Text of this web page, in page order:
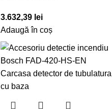
3.632,39 lei
Adaugă în coș